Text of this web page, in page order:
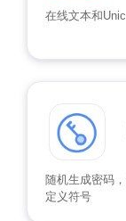
在线文本和
随机生成密码
定义符号